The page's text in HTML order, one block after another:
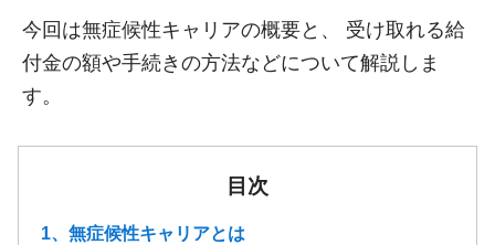
今回は無症候性キャリアの概要と、 受け取れる給
付金の額や手続きの方法などについて解説しま
す。
目次
1、無症候性キャリアとは